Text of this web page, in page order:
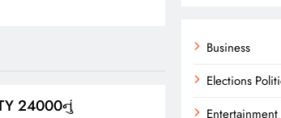
Business
Elections
Entertainment
24000નું